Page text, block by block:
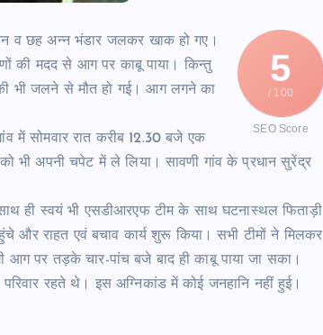
5
/ 100
SEO Score
व छह अन्न भंडार जलकर खाक हो गए।
की मदद से आग पर काबू पाया। किन्तु
भी जलने से मौत हो गई। आग लगने का
में सोमवार रात करीब 12.30 बजे एक
अपनी चपेट में ले लिया। सावणी गांव के प्रधान सुरेंद्र
साथ ही स्वयं भी एसडीआरएफ टीम के साथ घटनास्थल फिताड़ी
और राहत एवं बचाव कार्य शुरू किया। सभी टीमों ने मिलकर
आग पर तड़के चार-पांच बजे बाद ही काबू पाया जा सका।
रहते थे। इस अग्निकांड में कोई जनहानि नहीं हुई।